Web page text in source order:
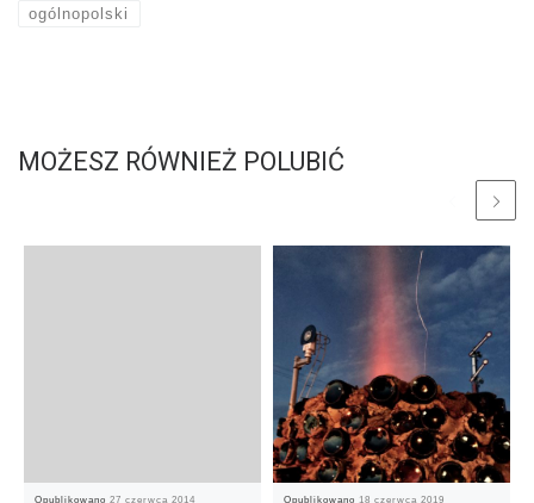
ogólnopolski
MOŻESZ RÓWNIEŻ POLUBIĆ
Opublikowano 27 czerwca 2014 Opublikowano 18 czerwca 2019